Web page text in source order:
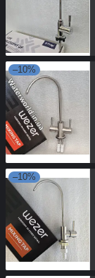
–10%
–10%